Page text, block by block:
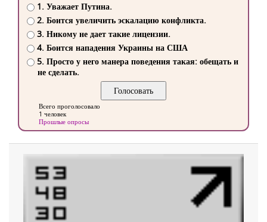
1. Уважает Путина.
2. Боится увеличить эскалацию конфликта.
3. Никому не дает такие лицензии.
4. Боится нападения Украины на США
5. Просто у него манера поведения такая: обещать и
не сделать.
Всего проголосовало
1 человек
Прошлые опросы